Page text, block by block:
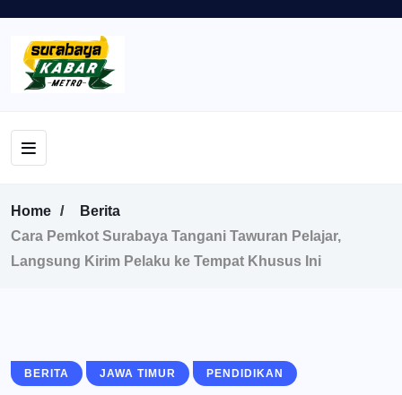
Home
Berita
Cara Pemkot Surabaya Tangani Tawuran Pelajar,
Langsung Kirim Pelaku ke Tempat Khusus Ini
BERITA JAWA TIMUR PENDIDIKAN